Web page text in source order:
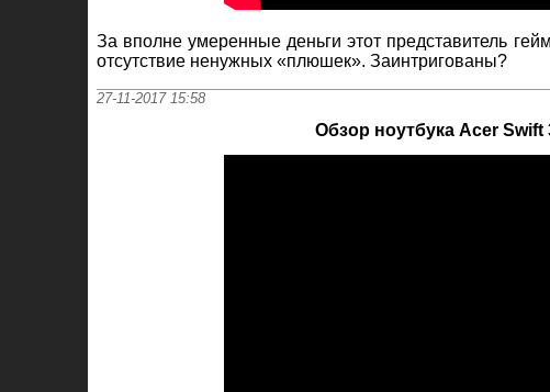
За вполне умеренные деньги этот представитель
отсутствие ненужных «плюшек». Заинтригованы?
27-11-2017 15:58
Обзор ноутбука Acer